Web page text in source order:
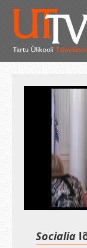
Unmute
Socialia